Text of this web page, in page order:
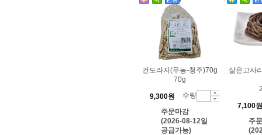
건도라지(무농-청주)70g
70g
9,300원
수량
주문마감
(2026-08-12일
공급가능)
삶은고사
7,100원
주